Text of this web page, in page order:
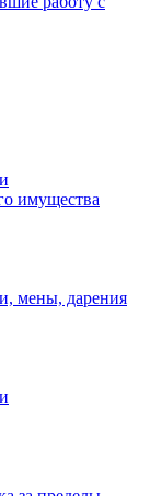
имущества
мены, дарения